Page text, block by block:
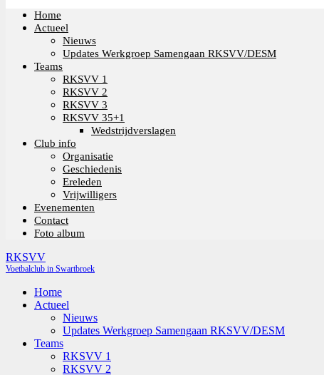
Home
Actueel
Nieuws
Updates Werkgroep Samengaan RKSVV/DESM
Teams
RKSVV 1
RKSVV 2
RKSVV 3
RKSVV 35+1
Wedstrijdverslagen
Club info
Organisatie
Geschiedenis
Ereleden
Vrijwilligers
Evenementen
Contact
Foto album
RKSVV
Voetbalclub in Swartbroek
Home
Actueel
Nieuws
Updates Werkgroep Samengaan RKSVV/DESM
Teams
RKSVV 1
RKSVV 2